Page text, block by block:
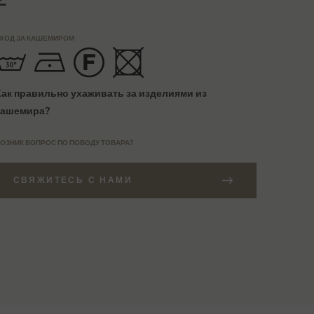
ЗА КАШЕМИРОМ
правильно ухаживать за изделиями из
ВОПРОС ПО ПОВОДУ ТОВАРА?
СВЯЖИТЕСЬ С НАМИ